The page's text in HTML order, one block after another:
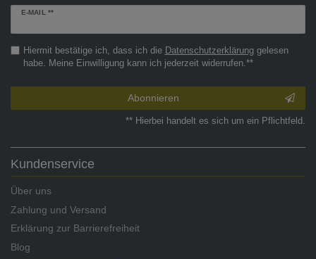
E-MAIL **
Newsletter
Hiermit bestätige ich, dass ich die Daten­schutz­erklärunggelesen
habe. Meine Einwilligung kann ich jederzeit widerrufen.**
Abonnieren
** Hierbei handelt es sich um ein Pflichtfeld.
Kundenservice
Über uns
Zahlung und Versand
Erklärung zur Barrierefreiheit
Blog